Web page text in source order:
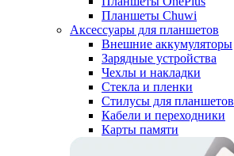
Планшеты Chuwi
Аксессуары для планшетов
Внешние аккумуляторы
Зарядные устройства
Чехлы и накладки
Стекла и пленки
Стилусы для планшетов
Кабели и переходники
Карты памяти